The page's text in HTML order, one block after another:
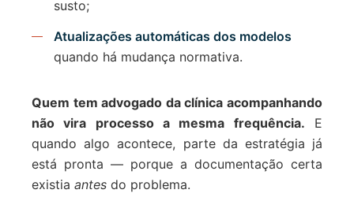
susto;
Atualizações automáticas dos modelos
quando há mudança normativa.
Quem tem advogado da clínica acompanhando
não vira processo a mesma frequência. E
quando algo acontece, parte da estratégia já
está pronta — porque a documentação certa
existia antes do problema.